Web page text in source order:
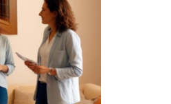
con
sin
acentos